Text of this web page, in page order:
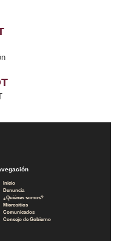
Inicio
Denuncia
¿Quiénes somos?
Micrositios
Comunicados
Consejo de Gobierno